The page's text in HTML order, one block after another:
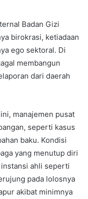
Badan Gizi
birokrasi, ketiadaan
ego sektoral. Di
membangun
dari daerah
manajemen pusat
seperti kasus
baku. Kondisi
yang menutup diri
ahli seperti
pada lolosnya
akibat minimnya